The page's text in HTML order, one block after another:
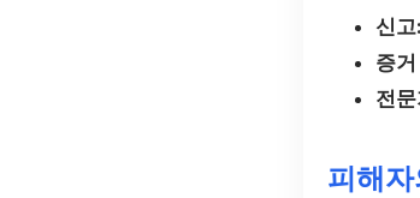
신고:
증
전
피해자